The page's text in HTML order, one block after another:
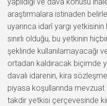
araştırmalara istinaden
uyarınca idarî yargı
sınırlı olduğu, bu yetkinin
şeklinde kullanılamayacağı
ortadan kaldıracak biçimde
davalı idarenin, kira
piyasa koşullarında mevzuat
takdir yetkisi çerçevesinde